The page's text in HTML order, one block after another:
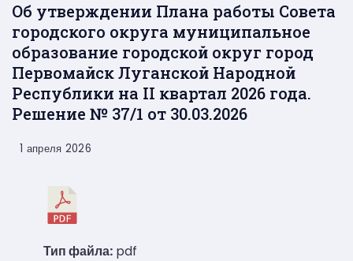
Об утверждении Плана работы Совета
городского округа муниципальное
образование городской округ город
Первомайск Луганской Народной
Республики на II квартал 2026 года.
Решение № 37/1 от 30.03.2026
1 апреля 2026
Тип файла: pdf